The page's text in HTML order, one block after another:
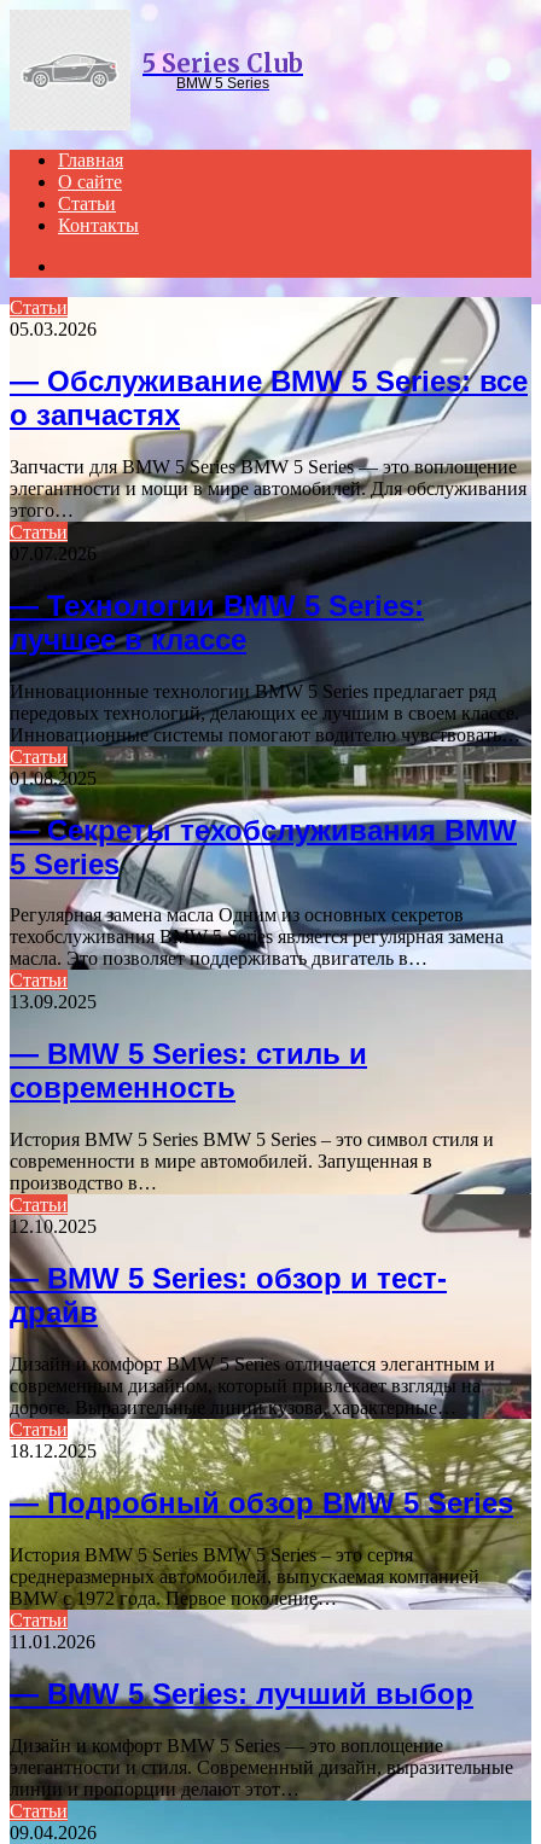
5 Series Club
BMW 5 Series
Главная
О сайте
Статьи
Контакты
Статьи
05.03.2026
— Обслуживание BMW 5 Series: все
о запчастях
Запчасти для BMW 5 Series BMW 5 Series — это воплощение
элегантности и мощи в мире автомобилей. Для обслуживания
этого…
Статьи
07.07.2026
— Технологии BMW 5 Series:
лучшее в классе
Инновационные технологии BMW 5 Series предлагает ряд
передовых технологий, делающих ее лучшим в своем классе.
Инновационные системы помогают водителю чувствовать…
Статьи
01.08.2025
— Секреты техобслуживания BMW
5 Series
Регулярная замена масла Одним из основных секретов
техобслуживания BMW 5 Series является регулярная замена
масла. Это позволяет поддерживать двигатель в…
Статьи
13.09.2025
— BMW 5 Series: стиль и
современность
История BMW 5 Series BMW 5 Series – это символ стиля и
современности в мире автомобилей. Запущенная в
производство в…
Статьи
12.10.2025
— BMW 5 Series: обзор и тест-
драйв
Дизайн и комфорт BMW 5 Series отличается элегантным и
современным дизайном, который привлекает взгляды на
дороге. Выразительные линии кузова, характерные…
Статьи
18.12.2025
— Подробный обзор BMW 5 Series
История BMW 5 Series BMW 5 Series – это серия
среднеразмерных автомобилей, выпускаемая компанией
BMW с 1972 года. Первое поколение…
Статьи
11.01.2026
— BMW 5 Series: лучший выбор
Дизайн и комфорт BMW 5 Series — это воплощение
элегантности и стиля. Современный дизайн, выразительные
линии и пропорции делают этот…
Статьи
09.04.2026